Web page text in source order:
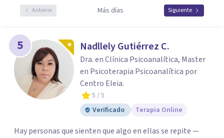
Anterior Más días Siguiente
5 Nadllely Gutiérrez C.
Dra. en Clínica Psicoanalítica, Master
en Psicoterapia Psicoanalítica por
Centro Eleia.
5 / 5
Verificado
Terapia Online
Hay personas que sienten que algo en ellas se repite —